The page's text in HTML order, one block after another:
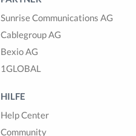
Sunrise Communications AG
Cablegroup AG
Bexio AG
1GLOBAL
HILFE
Help Center
Community